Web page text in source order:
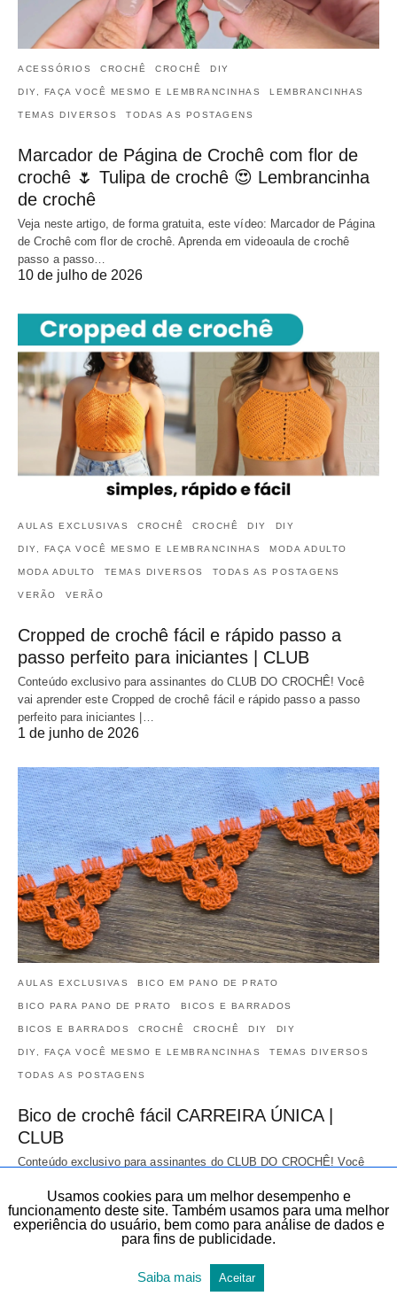
ACESSÓRIOS CROCHÊ CROCHÊ DIY
DIY, FAÇA VOCÊ MESMO E LEMBRANCINHAS LEMBRANCINHAS
TEMAS DIVERSOS TODAS AS POSTAGENS
Marcador de Página de Crochê com flor de
crochê 🌷 Tulipa de crochê 😍 Lembrancinha
de crochê
Veja neste artigo, de forma gratuita, este vídeo: Marcador de Página
de Crochê com flor de crochê. Aprenda em videoaula de crochê
passo a passo…
10 de julho de 2026
AULAS EXCLUSIVAS CROCHÊ CROCHÊ DIY DIY
DIY, FAÇA VOCÊ MESMO E LEMBRANCINHAS MODA ADULTO
MODA ADULTO TEMAS DIVERSOS TODAS AS POSTAGENS
VERÃO VERÃO
Cropped de crochê fácil e rápido passo a
passo perfeito para iniciantes | CLUB
Conteúdo exclusivo para assinantes do CLUB DO CROCHÊ! Você
vai aprender este Cropped de crochê fácil e rápido passo a passo
perfeito para iniciantes |…
1 de junho de 2026
AULAS EXCLUSIVAS BICO EM PANO DE PRATO
BICO PARA PANO DE PRATO BICOS E BARRADOS
BICOS E BARRADOS CROCHÊ CROCHÊ DIY DIY
DIY, FAÇA VOCÊ MESMO E LEMBRANCINHAS TEMAS DIVERSOS
TODAS AS POSTAGENS
Bico de crochê fácil CARREIRA ÚNICA |
CLUB
Conteúdo exclusivo para assinantes do CLUB DO CROCHÊ! Você
Club do crochê você…
29 de maio de 2026
Usamos cookies para um melhor desempenho e
funcionamento deste site. Também usamos para uma melhor
experiência do usuário, bem como para análise de dados e
para fins de publicidade.
Saiba mais Aceitar